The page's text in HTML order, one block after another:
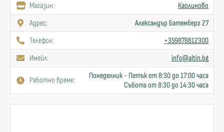
Mагазин:
Каолиново
Адрес:
Александър Батемберг 27
Телефон:
+359878812300
Имейл:
info@altin.bg
Работно време:
Понеделник - Петък от 8:30 до 17:00 часа
Събота от 8:30 до 14:30 часа